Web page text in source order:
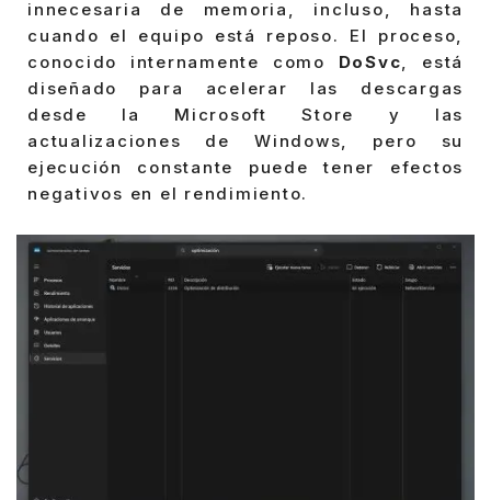
innecesaria de memoria, incluso, hasta
cuando el equipo está reposo. El proceso,
conocido internamente como DoSvc, está
diseñado para acelerar las descargas
desde la Microsoft Store y las
actualizaciones de Windows, pero su
ejecución constante puede tener efectos
negativos en el rendimiento.